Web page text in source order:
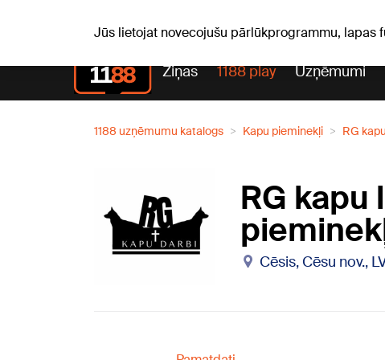
Jūs lietojat novecojušu pārlūkprogrammu, lapas
Ziņas 1188 play Uzņēmumi
1188 uzņēmumu katalogs Kapu pieminekļi RG
RG kapu
Cēsis, Cēsu nov.,